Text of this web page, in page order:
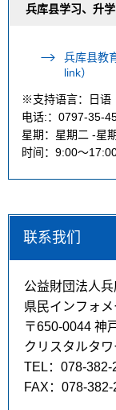
兵库县学习、升
兵库县教
link）
※支持语言：日语
电话:：0797-35-
星期：星期二 -星
时间：9:00～
联系我们
公益財団法人
県民インフォ
〒650-0044 神
クリスタルタ
TEL：078-382-
FAX：078-382-